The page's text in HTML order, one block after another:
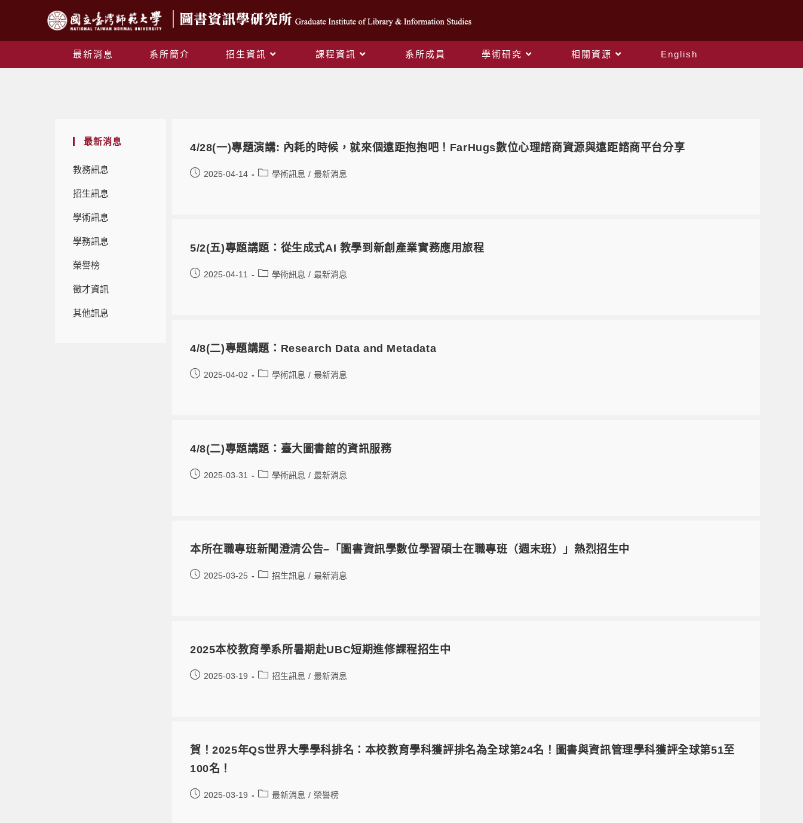
最新消息 系所簡介 招生資訊 課程資訊 系所成員 學術研究 相關資源 English
最新消息
教務訊息
招生訊息
學術訊息
學務訊息
榮譽榜
徵才資訊
其他訊息
4/28(一)專題演講: 內耗的時候，就來個遠距抱抱吧！FarHugs數位心理諮商資源與遠距諮商平台分享
2025-04-14 學術訊息 / 最新消息
5/2(五)專題講題：從生成式AI 教學到新創產業實務應用旅程
2025-04-11 學術訊息 / 最新消息
4/8(二)專題講題：Research Data and Metadata
2025-04-02 學術訊息 / 最新消息
4/8(二)專題講題：臺大圖書館的資訊服務
2025-03-31 學術訊息 / 最新消息
本所在職專班新聞澄清公告–「圖書資訊學數位學習碩士在職專班（週末班）」熱烈招生中
2025-03-25 招生訊息 / 最新消息
2025本校教育學系所暑期赴UBC短期進修課程招生中
2025-03-19 招生訊息 / 最新消息
賀！2025年QS世界大學學科排名：本校教育學科獲評排名為全球第24名！圖書與資訊管理學科獲評全球第51至
100名！
2025-03-19 最新消息 / 榮譽榜